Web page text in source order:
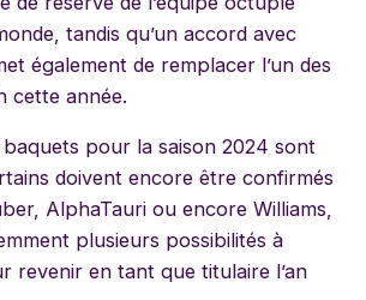
tandis qu’un accord avec
également de remplacer l’un des
cette année.
baquets pour la saison 2024 sont
doivent encore être confirmés
AlphaTauri ou encore Williams,
plusieurs possibilités à
revenir en tant que titulaire l’an